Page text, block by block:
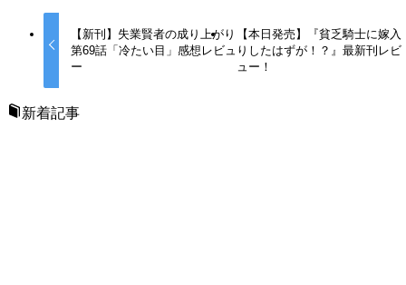
【新刊】失業賢者の成り上がり
第69話「冷たい目」感想レビュ
ー
【本日発売】『貧乏騎士に嫁入
りしたはずが！？』最新刊レビ
ュー！
新着記事